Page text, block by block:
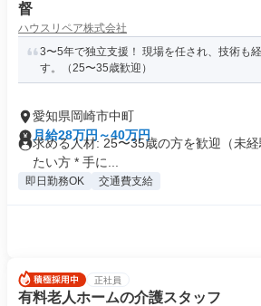
督
ハウスリペア株式会社
3〜5年で独立支援！ 現場を任され、技術も
す。（25〜35歳歓迎）
愛知県岡崎市中町
月給28万円～40万円
求める人材: 25〜35歳の方を歓迎（未
たい方 * 手に...
即日勤務OK 交通費支給
正社員
有料老人ホームの介護スタッフ